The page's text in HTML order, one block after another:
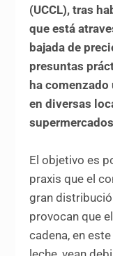
(UCCL), tras
que está
bajada de
presuntas
ha
en diversas
El objetivo es
praxis que el
gran
provocan que
cadena, en